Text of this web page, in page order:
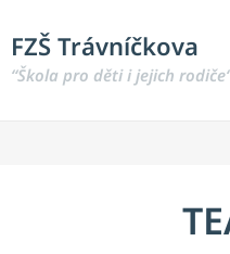
FZŠ Trávníčkova
“Škola pro děti i jejich